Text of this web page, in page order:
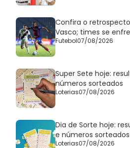
Confira o
Vasco; times se
Futebol07/08/2026
Super Sete hoje:
números sorteados
Loterias07/08/2026
Dia de Sorte hoje:
e números sorteados
Loterias07/08/2026